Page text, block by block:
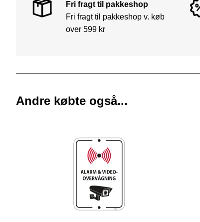
Fri fragt til pakkeshop
Fri fragt til pakkeshop v. køb
over 599 kr
Andre købte også...